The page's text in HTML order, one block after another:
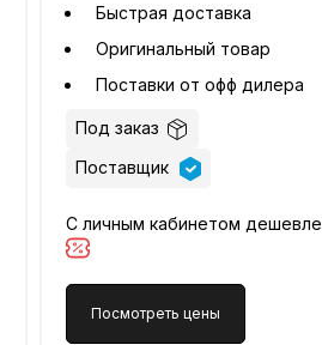
Быстрая доставка
Оригинальный товар
Поставки от офф дилера
Под заказ
Поставщик
С личным кабинетом дешевле
Посмотреть цены